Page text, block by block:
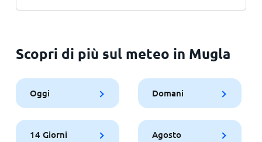
Scopri di più sul meteo in Mugla
Oggi Domani
14 Giorni Agosto